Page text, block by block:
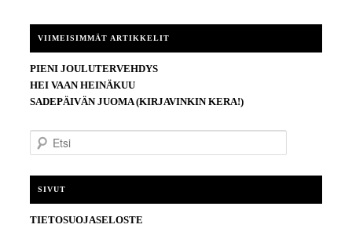
VIIMEISIMMÄT ARTIKKELIT
PIENI JOULUTERVEHDYS
HEI VAAN HEINÄKUU
SADEPÄIVÄN JUOMA (KIRJAVINKIN KERA!)
t
SIVUT
TIETOSUOJASELOSTE